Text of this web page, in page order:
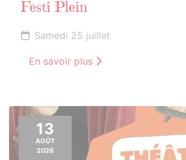
Festi Plein
Samedi 25 juillet
En savoir plus
13
AOÛT
2026